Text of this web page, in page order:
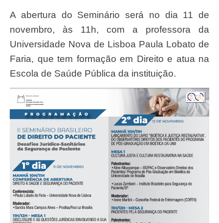
A abertura do Seminário será no dia 11 de
novembro, às 11h, com a professora da
Universidade Nova de Lisboa Paula Lobato de
Faria, que tem formação em Direito e atua na
Escola de Saúde Pública da instituição.